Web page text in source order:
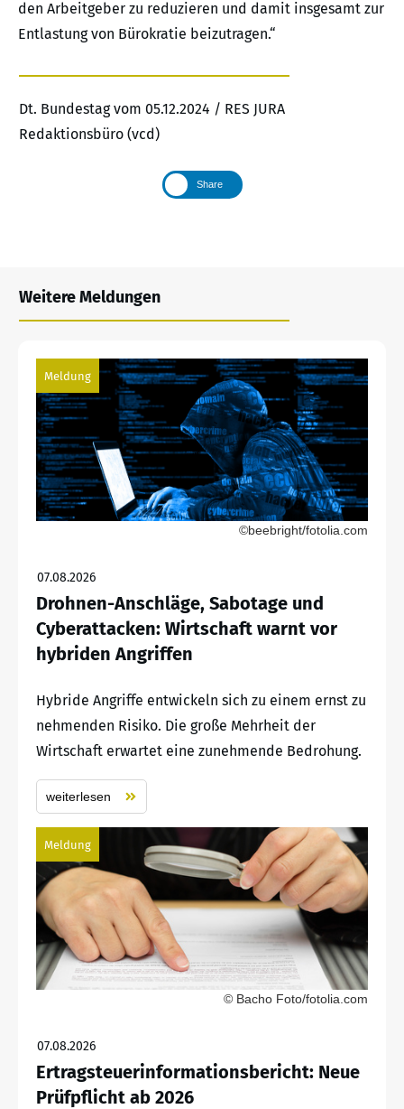
den Arbeitgeber zu reduzieren und damit insgesamt zur
Entlastung von Bürokratie beizutragen.“
Dt. Bundestag vom 05.12.2024 / RES JURA
Redaktionsbüro (vcd)
Share
Weitere Meldungen
Meldung
©beebright/fotolia.com
07.08.2026
Drohnen-Anschläge, Sabotage und
Cyberattacken: Wirtschaft warnt vor
hybriden Angriffen
Hybride Angriffe entwickeln sich zu einem ernst zu
nehmenden Risiko. Die große Mehrheit der
Wirtschaft erwartet eine zunehmende Bedrohung.
weiterlesen
Meldung
© Bacho Foto/fotolia.com
07.08.2026
Ertragsteuerinformationsbericht: Neue
Prüfpflicht ab 2026